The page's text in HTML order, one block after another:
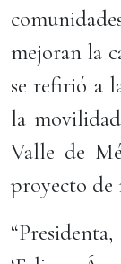
mejoran la
se refirió a
la
Valle de
proyecto de